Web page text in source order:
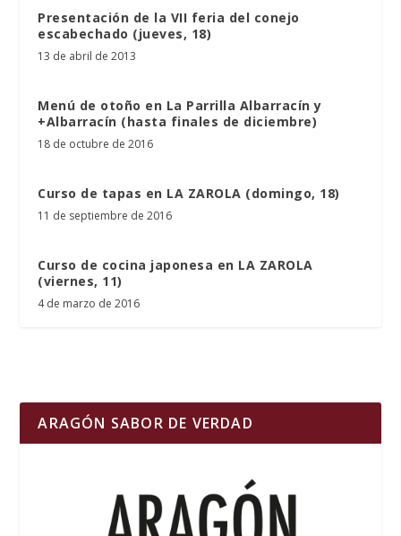
Presentación de la VII feria del conejo
escabechado (jueves, 18)
13 de abril de 2013
Menú de otoño en La Parrilla Albarracín y
+Albarracín (hasta finales de diciembre)
18 de octubre de 2016
Curso de tapas en LA ZAROLA (domingo, 18)
11 de septiembre de 2016
Curso de cocina japonesa en LA ZAROLA
(viernes, 11)
4 de marzo de 2016
ARAGÓN SABOR DE VERDAD